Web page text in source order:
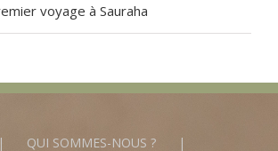
voyage à Sauraha
QUI SOMMES-NOUS ?